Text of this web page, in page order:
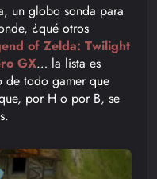
un globo sonda para
¿qué otros
of Zelda: Twilight
GX… la lista es
de todo gamer que
por H o por B, se